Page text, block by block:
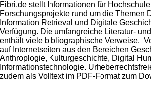
Fibri.de stellt Informationen für
Forschungsprojekte rund um die Themen
Information Retrieval und Digitale
Verfügung. Die umfangreiche Literatur-
enthält viele bibliographische Verweise,
auf Internetseiten aus den Bereichen
Anthroplogie, Kulturgeschichte, Digital
Informationstechnologie.
zudem als Volltext im PDF-Format zum